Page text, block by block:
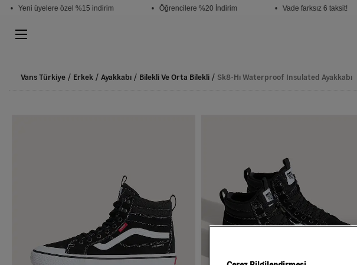
• Yeni üyelere özel %15 indirim • Öğrencilere %20 İndirim • Vade farksız 6 taksit!
Vans Türkiye Erkek Ayakkabı Bilekli Ve Orta Bilekli Sk8-Hı Waterproof Insulated Ayakkabı